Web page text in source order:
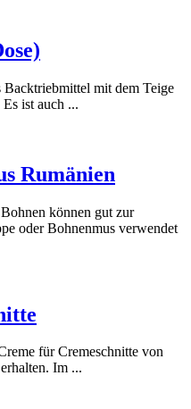
mit dem Teige
ist auch ...
Rumänien
können gut zur
oder Bohnenmus verwendet
für Cremeschnitte von
Im ...